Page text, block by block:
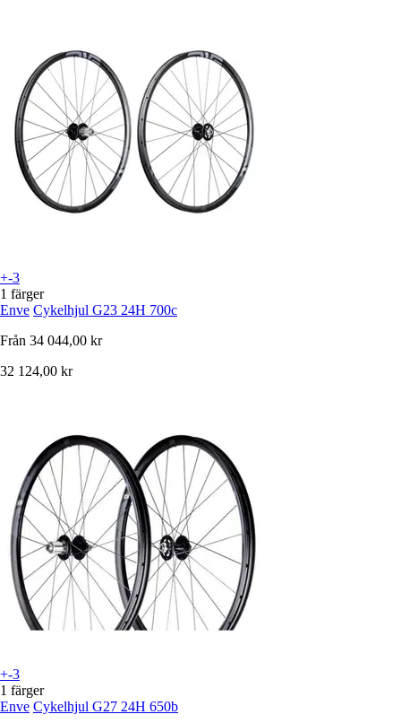
+-3
1 färger
Enve Cykelhjul G23 24H 700c
Från 34 044,00 kr
32 124,00 kr
+-3
1 färger
Enve Cykelhjul G27 24H 650b